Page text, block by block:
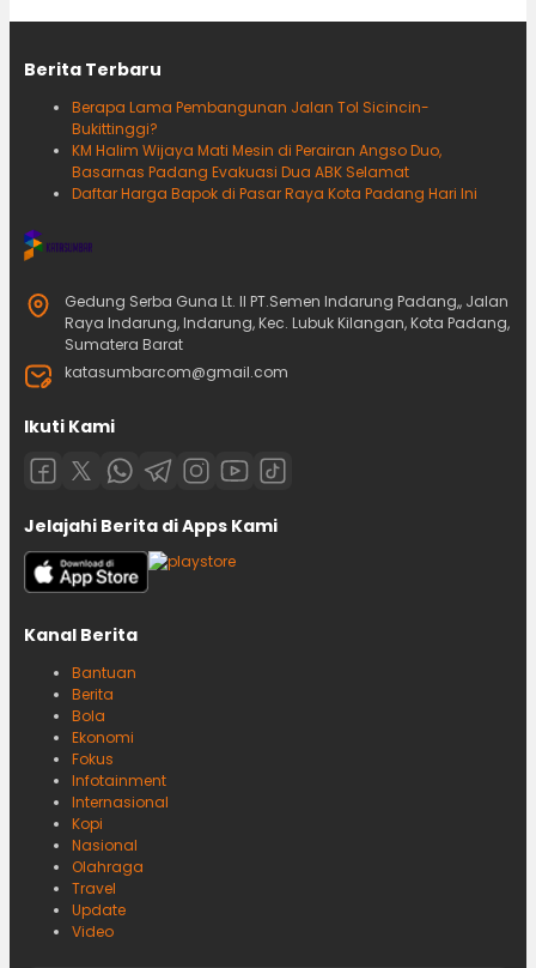
Berita Terbaru
Berapa Lama Pembangunan Jalan Tol Sicincin-
Bukittinggi?
KM Halim Wijaya Mati Mesin di Perairan Angso Duo,
Basarnas Padang Evakuasi Dua ABK Selamat
Daftar Harga Bapok di Pasar Raya Kota Padang Hari Ini
Gedung Serba Guna Lt. II PT.Semen Indarung Padang,, Jalan
Raya Indarung, Indarung, Kec. Lubuk Kilangan, Kota Padang,
Sumatera Barat
katasumbarcom@gmail.com
Ikuti Kami
Jelajahi Berita di Apps Kami
Kanal Berita
Bantuan
Berita
Bola
Ekonomi
Fokus
Infotainment
Internasional
Kopi
Nasional
Olahraga
Travel
Update
Video